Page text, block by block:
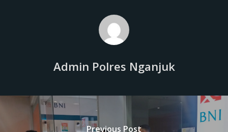
Admin Polres Nganjuk
Previous Post